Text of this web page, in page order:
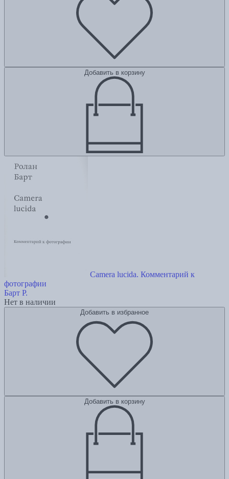
Добавить в корзину
Camera lucida. Комментарий к
фотографии
Барт Р.
Нет в наличии
Добавить в избранное
Добавить в корзину